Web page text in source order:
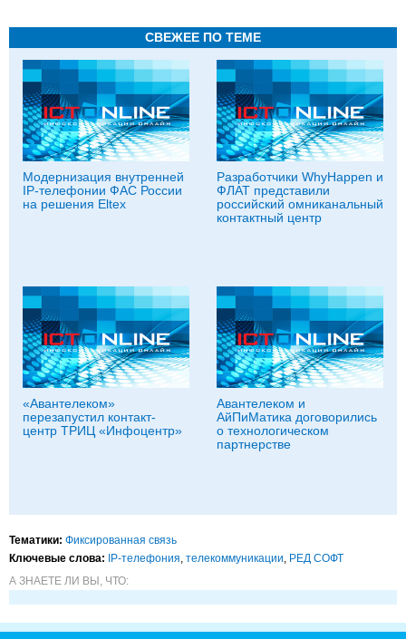
СВЕЖЕЕ ПО ТЕМЕ
Модернизация внутренней
IP-телефонии ФАС России
на решения Eltex
Разработчики WhyHappen и
ФЛАТ представили
российский омниканальный
контактный центр
«Авантелеком»
перезапустил контакт-
центр ТРИЦ «Инфоцентр»
Авантелеком и
АйПиМатика договорились
о технологическом
партнерстве
Тематики: Фиксированная связь
Ключевые слова:
IP-телефония, телекоммуникации, РЕД СОФТ
А ЗНАЕТЕ ЛИ ВЫ, ЧТО: